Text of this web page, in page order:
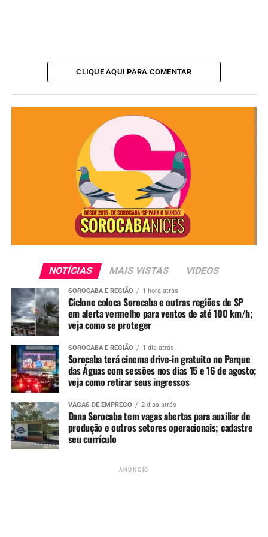
Bolsonaro se exaltou com a oficial de justiça
questionando a presença da mesma e a intimação do
Fonte:Agência Brasil
CLIQUE AQUI PARA COMENTAR
NOTÍCIAS MAIS VISTAS VIDEOS
SOROCABA E REGIÃO 1 hora atrás
Ciclone coloca Sorocaba e outras regiões de SP
em alerta vermelho para ventos de até 100 km/h;
veja como se proteger
SOROCABA E REGIÃO 1 dia atrás
Sorocaba terá cinema drive-in gratuito no Parque
das Águas com sessões nos dias 15 e 16 de agosto;
veja como retirar seus ingressos
VAGAS DE EMPREGO 2 dias atrás
Dana Sorocaba tem vagas abertas para auxiliar de
produção e outros setores operacionais; cadastre
seu currículo
ANÚNCIO